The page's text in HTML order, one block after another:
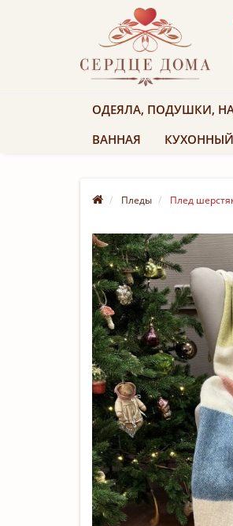
ОДЕЯЛА, ПОДУШКИ,
ВАННАЯ
КУХОННЫЙ
Пледы Плед